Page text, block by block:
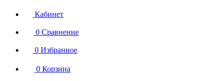
Кабинет
0 Сравнение
0 Избранное
0 Корзина